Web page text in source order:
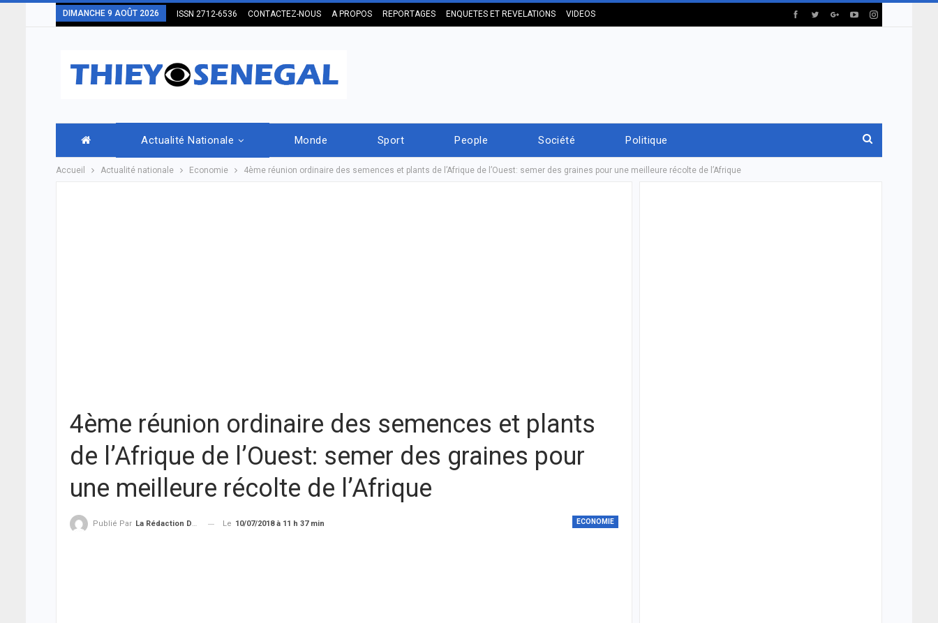
DIMANCHE 9 AOÛT 2026 ISSN 2712-6536 CONTACTEZ-NOUS A PROPOS REPORTAGES ENQUETES ET REVELATIONS VIDEOS
Actualité Nationale Monde Sport People Société Politique
Accueil Actualité nationale Economie 4ème réunion ordinaire des semences et plants de l’Afrique de l’Ouest: semer des graines pour une meilleure récolte de l’Afrique
4ème réunion ordinaire des semences et plants
de l’Afrique de l’Ouest: semer des graines pour
une meilleure récolte de l’Afrique
ECONOMIE
Publié Par La Rédaction De THIEYSENEGAL.com Le 10/07/2018 à 11 h 37 min